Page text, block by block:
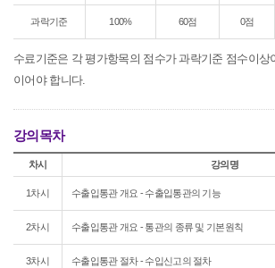
과락기준 100% 60점 0점
수료기준은 각 평가항목의 점수가 과락기준 점수이
이어야 합니다.
강의목차
차시 강의명
1차시 수출입통관 개요 - 수출입통관의 기능
2차시 수출입통관 개요 - 통관의 종류 및 기본원칙
3차시 수출입통관 절차 - 수입신고의 절차